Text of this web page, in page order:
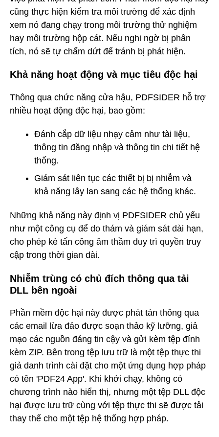
cũng thực hiện kiểm tra môi trường để xác định
xem nó đang chạy trong môi trường thử nghiệm
hay môi trường hộp cát. Nếu nghi ngờ bị phân
tích, nó sẽ tự chấm dứt để tránh bị phát hiện.
Khả năng hoạt động và mục tiêu độc hại
Thông qua chức năng cửa hậu, PDFSIDER hỗ trợ
nhiều hoạt động độc hại, bao gồm:
Đánh cắp dữ liệu nhạy cảm như tài liệu,
thông tin đăng nhập và thông tin chi tiết hệ
thống.
Giám sát liên tục các thiết bị bị nhiễm và
khả năng lây lan sang các hệ thống khác.
Những khả năng này định vị PDFSIDER chủ yếu
như một công cụ để do thám và giám sát dài hạn,
cho phép kẻ tấn công âm thầm duy trì quyền truy
cập trong thời gian dài.
Nhiễm trùng có chủ đích thông qua tải
DLL bên ngoài
Phần mềm độc hại này được phát tán thông qua
các email lừa đảo được soạn thảo kỹ lưỡng, giả
mạo các nguồn đáng tin cậy và gửi kèm tệp đính
kèm ZIP. Bên trong tệp lưu trữ là một tệp thực thi
giả danh trình cài đặt cho một ứng dụng hợp pháp
có tên 'PDF24 App'. Khi khởi chạy, không có
chương trình nào hiển thị, nhưng một tệp DLL độc
hại được lưu trữ cùng với tệp thực thi sẽ được tải
thay thế cho một tệp hệ thống hợp pháp.